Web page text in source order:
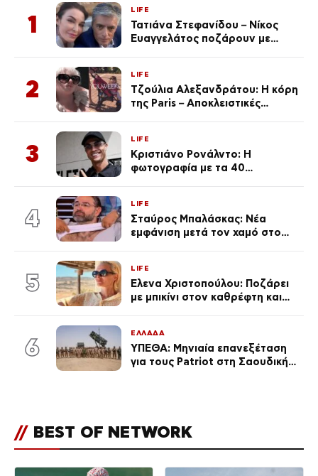
1
LIFE
Τατιάνα Στεφανίδου – Νίκος
Ευαγγελάτος ποζάρουν με
2
LIFE
Τζούλια Αλεξανδράτου: Η κόρη
της Paris – Αποκλειστικές
3
LIFE
Κριστιάνο Ρονάλντο: Η
φωτογραφία με τα 40
εκ. likes
4
LIFE
Σταύρος Μπαλάσκας: Νέα
εμφάνιση μετά τον χαμό στο
5
LIFE
Έλενα Χριστοπούλου: Ποζάρει
με μπικίνι στον καθρέφτη και
καθεμία…» (Βίντεο)
6
ΕΛΛΑΔΑ
ΥΠΕΘΑ: Μηνιαία επανεξέταση
για τους Patriot στη Σαουδική
// BEST OF NETWORK